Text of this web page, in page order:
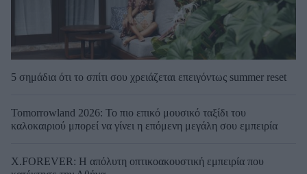
5 σημάδια ότι το σπίτι σου χρειάζεται επειγόντως summer reset
Tomorrowland 2026: Το πιο επικό μουσικό ταξίδι του
καλοκαιριού μπορεί να γίνει η επόμενη μεγάλη σου εμπειρία
X.FOREVER: Η απόλυτη οπτικοακουστική εμπειρία που